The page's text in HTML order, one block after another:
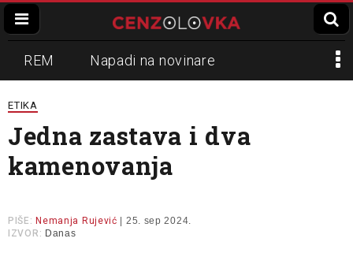
REM Napadi na novinare
Zvučni top
Propaganda Lokalni mediji
Informer Slavko Ćuruvija
ETIKA
Jedna zastava i dva
kamenovanja
PIŠE: Nemanja Rujević | 25. sep 2024.
IZVOR: Danas